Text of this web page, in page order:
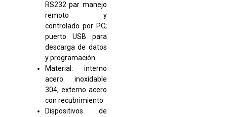
RS232 par manejo
remoto y
controlado por PC;
puerto USB para
descarga de datos
y programación
Material: interno
acero inoxidable
304; externo acero
con recubrimiento
Dispositivos de